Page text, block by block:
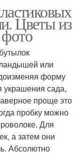
Цветы из
или
форму
украшения сада,
проще это
пробку можно
Для
а затем они
Абсолютно